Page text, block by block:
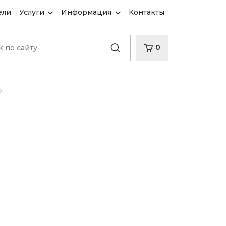
Услуги Информация Контакты
0